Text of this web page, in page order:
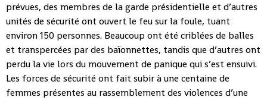
prévues, des membres de la garde présidentielle et d’autres
unités de sécurité ont ouvert le feu sur la foule, tuant
environ 150 personnes. Beaucoup ont été criblées de balles
et transpercées par des baïonnettes, tandis que d’autres ont
perdu la vie lors du mouvement de panique qui s’est ensuivi.
Les forces de sécurité ont fait subir à une centaine de
femmes présentes au rassemblement des violences d’une